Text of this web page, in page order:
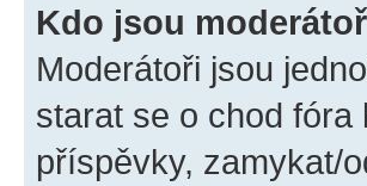
Kdo jsou
Moderátoři jsou
starat se o chod
příspěvky, zamykat/